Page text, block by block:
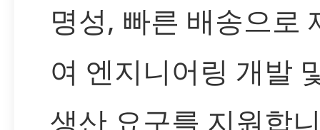
명성, 빠른 배송으로
여 엔지니어링 개발
생산 요구를 지원합